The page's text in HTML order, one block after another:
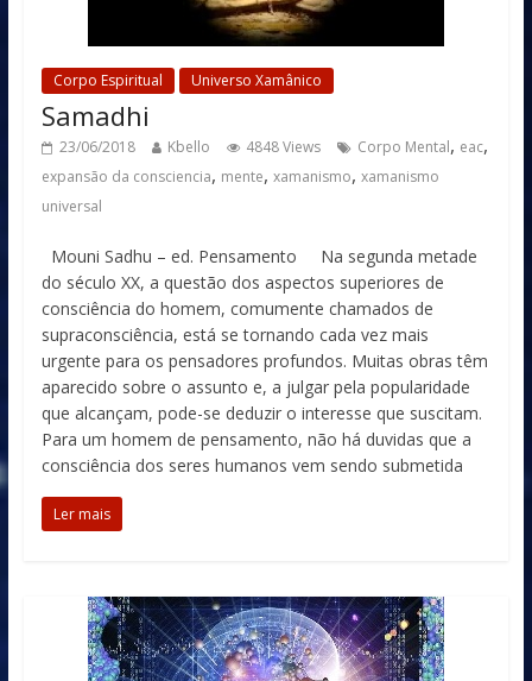
Corpo Espiritual Universo Xamânico
Samadhi
23/06/2018 Kbello 4848 Views Corpo Mental, eac,
expansão da consciencia, mente, xamanismo, xamanismo
universal
Mouni Sadhu – ed. Pensamento Na segunda metade
do século XX, a questão dos aspectos superiores de
consciência do homem, comumente chamados de
supraconsciência, está se tornando cada vez mais
urgente para os pensadores profundos. Muitas obras têm
aparecido sobre o assunto e, a julgar pela popularidade
que alcançam, pode-se deduzir o interesse que suscitam.
Para um homem de pensamento, não há duvidas que a
consciência dos seres humanos vem sendo submetida
Ler mais